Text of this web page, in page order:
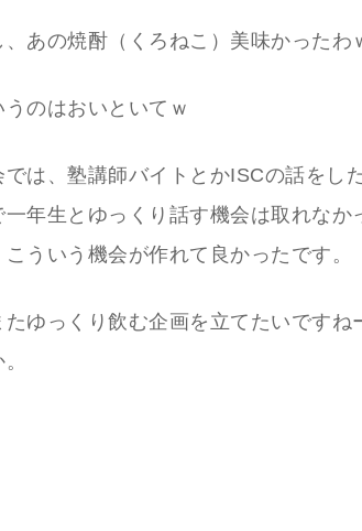
、あの焼酎（くろねこ）美味かったわ
うのはおいといてｗ
では、塾講師バイトとかISCの話をし
一年生とゆっくり話す機会は取れなか
こういう機会が作れて良かったです。
たゆっくり飲む企画を立てたいですね